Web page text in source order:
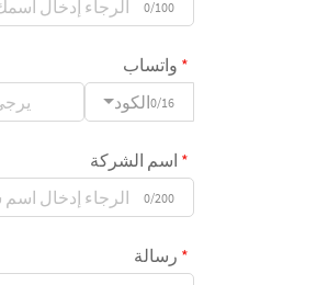
0/100
واتساب
الكود0/16
اسم الشركة
0/200
رسالة